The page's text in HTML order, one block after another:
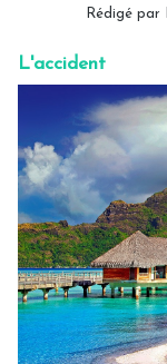
Rédigé par
L'accident